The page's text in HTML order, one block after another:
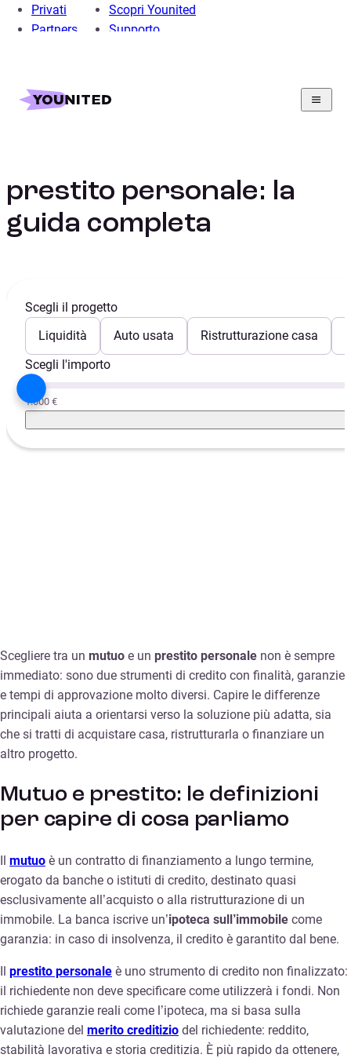
Privati
Partners
Scopri Younited
Supporto
Home
Guide ai mutui
Differenza tra Prestito Personale e Mutuo
prestito personale: la
guida completa
Scegli il progetto
Liquidità
Auto usata Ristrutturazione casa
Scegli l'importo
1.000 €
Scegliere tra un mutuo e un prestito personale non è sempre
immediato: sono due strumenti di credito con finalità, garanzie
e tempi di approvazione molto diversi. Capire le differenze
principali aiuta a orientarsi verso la soluzione più adatta, sia
che si tratti di acquistare casa, ristrutturarla o finanziare un
altro progetto.
Mutuo e prestito: le definizioni
per capire di cosa parliamo
Il mutuo è un contratto di finanziamento a lungo termine,
erogato da banche o istituti di credito, destinato quasi
esclusivamente all’acquisto o alla ristrutturazione di un
immobile. La banca iscrive un’ipoteca sull’immobile come
garanzia: in caso di insolvenza, il credito è garantito dal bene.
Il prestito personale è uno strumento di credito non finalizzato:
il richiedente non deve specificare come utilizzerà i fondi. Non
richiede garanzie reali come l’ipoteca, ma si basa sulla
valutazione del merito creditizio del richiedente: reddito,
stabilità lavorativa e storia creditizia. È più rapido da ottenere,